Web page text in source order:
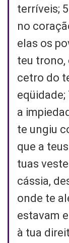
terríveis;
no
elas os
teu trono,
cetro do
eqüidade;
a
te ungiu
que a
tuas
cássia,
onde te
estavam
à tua